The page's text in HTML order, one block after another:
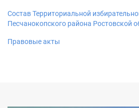
Состав Территориальной
Песчанокопского района Ростовской
Правовые акты